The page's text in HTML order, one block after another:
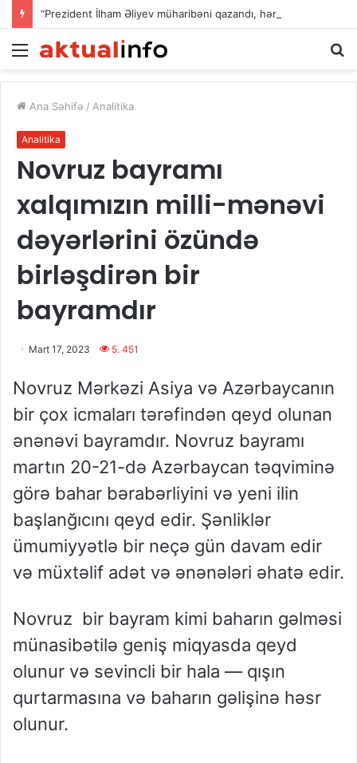
Menu
Ana Səhifə / Analitika
Analitika
Novruz bayramı
xalqımızın milli-mənəvi
dəyərlərini özündə
birləşdirən bir
bayramdır
Mart 17, 2023 5. 451
Novruz Mərkəzi Asiya və Azərbaycanın
bir çox icmaları tərəfindən qeyd olunan
ənənəvi bayramdır. Novruz bayramı
martın 20-21-də Azərbaycan təqviminə
görə bahar bərabərliyini və yeni ilin
başlanğıcını qeyd edir. Şənliklər
ümumiyyətlə bir neçə gün davam edir
və müxtəlif adət və ənənələri əhatə edir.
Novruz bir bayram kimi baharın gəlməsi
münasibətilə geniş miqyasda qeyd
olunur və sevincli bir hala — qışın
qurtarmasına və baharın gəlişinə həsr
olunur.